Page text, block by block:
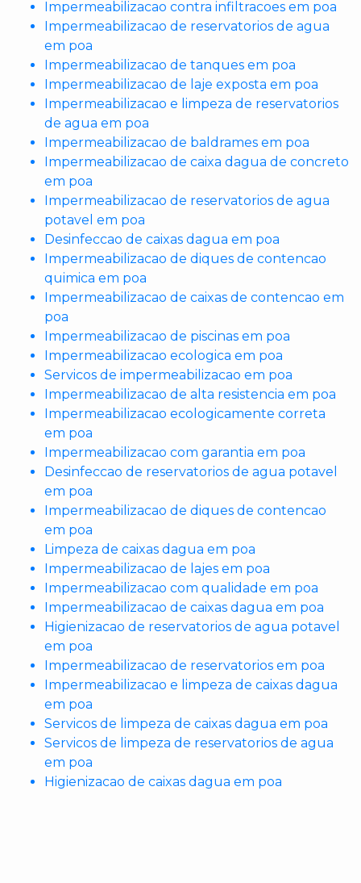
Impermeabilizacao contra infiltracoes em poa
Impermeabilizacao de reservatorios de agua
em poa
Impermeabilizacao de tanques em poa
Impermeabilizacao de laje exposta em poa
Impermeabilizacao e limpeza de reservatorios
de agua em poa
Impermeabilizacao de baldrames em poa
Impermeabilizacao de caixa dagua de concreto
em poa
Impermeabilizacao de reservatorios de agua
potavel em poa
Desinfeccao de caixas dagua em poa
Impermeabilizacao de diques de contencao
quimica em poa
Impermeabilizacao de caixas de contencao em
poa
Impermeabilizacao de piscinas em poa
Impermeabilizacao ecologica em poa
Servicos de impermeabilizacao em poa
Impermeabilizacao de alta resistencia em poa
Impermeabilizacao ecologicamente correta
em poa
Impermeabilizacao com garantia em poa
Desinfeccao de reservatorios de agua potavel
em poa
Impermeabilizacao de diques de contencao
em poa
Limpeza de caixas dagua em poa
Impermeabilizacao de lajes em poa
Impermeabilizacao com qualidade em poa
Impermeabilizacao de caixas dagua em poa
Higienizacao de reservatorios de agua potavel
em poa
Impermeabilizacao de reservatorios em poa
Impermeabilizacao e limpeza de caixas dagua
em poa
Servicos de limpeza de caixas dagua em poa
Servicos de limpeza de reservatorios de agua
em poa
Higienizacao de caixas dagua em poa